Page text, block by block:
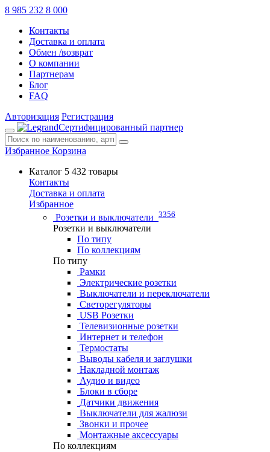
8 985 232 8 000
Контакты
Доставка и оплата
Обмен /возврат
О компании
Партнерам
Блог
FAQ
Авторизация Регистрация
Сертифицированный партнер
Избранное Корзина
Каталог 5 432 товары
Контакты
Доставка и оплата
Избранное
Розетки и выключатели 3356
Розетки и выключатели
По типу
По коллекциям
По типу
Рамки
Электрические розетки
Выключатели и переключатели
Светорегуляторы
USB Розетки
Телевизионные розетки
Интернет и телефон
Термостаты
Выводы кабеля и заглушки
Накладной монтаж
Аудио и видео
Блоки в сборе
Датчики движения
Выключатели для жалюзи
Звонки и прочее
Монтажные аксессуары
По коллекциям